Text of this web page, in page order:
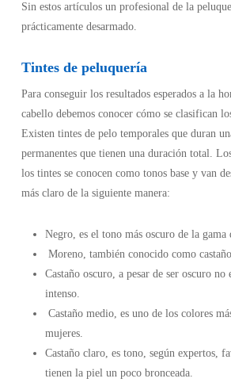
Sin estos artículos un profesional de la
prácticamente desarmado.
Tintes de peluquería
Para conseguir los resultados esperados a la
cabello debemos conocer cómo se clasifican
Existen tintes de pelo temporales que duran
permanentes que tienen una duración total.
los tintes se conocen como tonos base y van
más claro de la siguiente manera:
Negro, es el tono más oscuro de la gama
Moreno, también conocido como
Castaño oscuro, a pesar de ser oscuro
intenso.
Castaño medio, es uno de los colores
mujeres.
Castaño claro, es tono, según expertos,
tienen la piel un poco bronceada.